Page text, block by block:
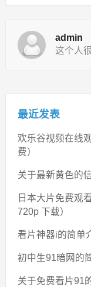
admin
这个人
最近发表
欢乐谷视频在线
费）
关于最新黄色的
日本大片免费观
720p 下载）
看片神器i的简单
初中生91暗网的
关于免费看片91